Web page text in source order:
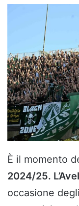
È il momento
2024/25.
occasione